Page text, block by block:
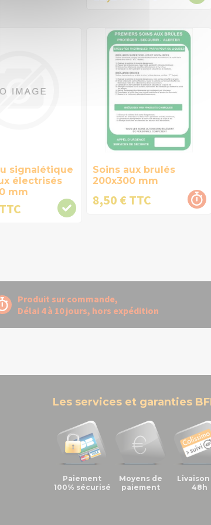
signalétique
électrisés
mm
Soins aux brulés
200x300 mm
8,50 € TTC
Produit sur commande,
Délai 4 à 10 jours, hors expédition
Les services et garanties
Paiement
100% sécurisé
Moyens de
paiement
Livaison
48h